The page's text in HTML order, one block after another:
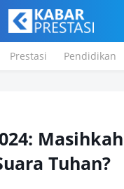
Prestasi Pendidikan
Tuhan?